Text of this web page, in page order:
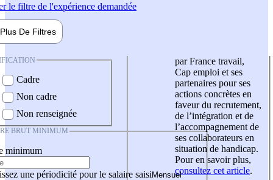
le filtre de l'expérience demandée
Plus De Filtres
Cadre
Non cadre
Non renseignée
BRUT MINIMUM
minimum
une périodicité pour le salaire saisi
par France travail,
Cap emploi et ses
partenaires pour ses
actions concrètes en
faveur du recrutement,
de l’intégration et de
l’accompagnement de
ses collaborateurs en
situation de handicap.
Pour en savoir plus,
consultez cet article.